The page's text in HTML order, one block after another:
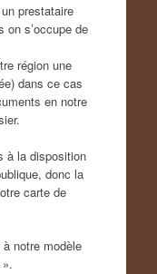
prestataire
on s’occupe de
région une
dans ce cas
en notre
à la disposition
donc la
carte de
notre modèle